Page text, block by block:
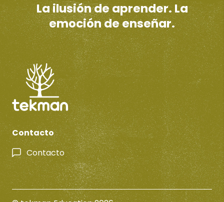
La ilusión de aprender. La
emoción de enseñar.
Contacto
Contacto